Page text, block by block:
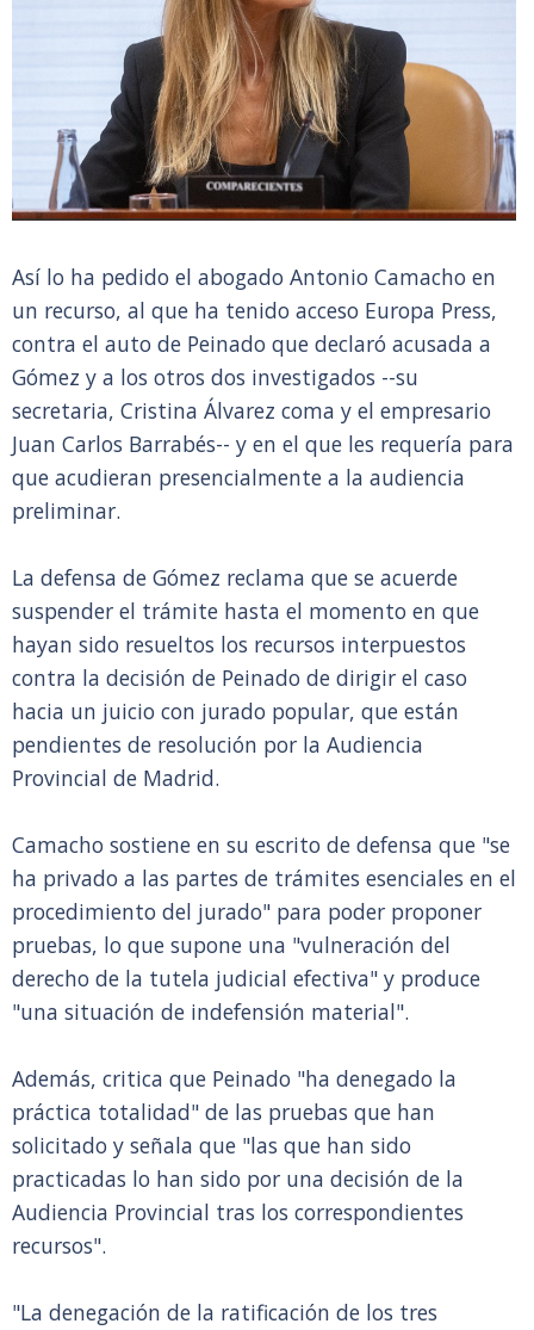
Así lo ha pedido el abogado Antonio Camacho en
un recurso, al que ha tenido acceso Europa Press,
contra el auto de Peinado que declaró acusada a
Gómez y a los otros dos investigados --su
secretaria, Cristina Álvarez coma y el empresario
Juan Carlos Barrabés-- y en el que les requería para
que acudieran presencialmente a la audiencia
preliminar.
La defensa de Gómez reclama que se acuerde
suspender el trámite hasta el momento en que
hayan sido resueltos los recursos interpuestos
contra la decisión de Peinado de dirigir el caso
hacia un juicio con jurado popular, que están
pendientes de resolución por la Audiencia
Provincial de Madrid.
Camacho sostiene en su escrito de defensa que "se
ha privado a las partes de trámites esenciales en el
procedimiento del jurado" para poder proponer
pruebas, lo que supone una "vulneración del
derecho de la tutela judicial efectiva" y produce
"una situación de indefensión material".
Además, critica que Peinado "ha denegado la
práctica totalidad" de las pruebas que han
solicitado y señala que "las que han sido
practicadas lo han sido por una decisión de la
Audiencia Provincial tras los correspondientes
recursos".
"La denegación de la ratificación de los tres